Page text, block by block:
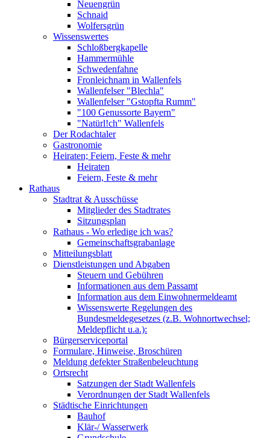
Neuengrün
Schnaid
Wolfersgrün
Wissenswertes
Schloßbergkapelle
Hammermühle
Schwedenfahne
Fronleichnam in Wallenfels
Wallenfelser "Blechla"
Wallenfelser "Gstopfta Rumm"
"100 Genussorte Bayern"
"Natürl!ch" Wallenfels
Der Rodachtaler
Gastronomie
Heiraten; Feiern, Feste & mehr
Heiraten
Feiern, Feste & mehr
Rathaus
Stadtrat & Ausschüsse
Mitglieder des Stadtrates
Sitzungsplan
Rathaus - Wo erledige ich was?
Gemeinschaftsgrabanlage
Mitteilungsblatt
Dienstleistungen und Abgaben
Steuern und Gebühren
Informationen aus dem Passamt
Information aus dem Einwohnermeldeamt
Wissenswerte Regelungen des
Bundesmeldegesetzes (z.B. Wohnortwechsel;
Meldepflicht u.a.):
Bürgerserviceportal
Formulare, Hinweise, Broschüren
Meldung defekter Straßenbeleuchtung
Ortsrecht
Satzungen der Stadt Wallenfels
Verordnungen der Stadt Wallenfels
Städtische Einrichtungen
Bauhof
Klär-/ Wasserwerk